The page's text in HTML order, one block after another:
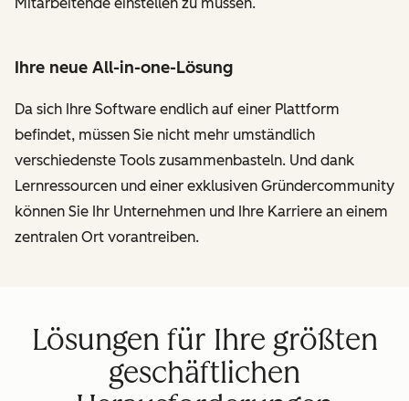
Ihre neue All-in-one-Lösung
Da sich Ihre Software endlich auf einer Plattform
befindet, müssen Sie nicht mehr umständlich
verschiedenste Tools zusammenbasteln. Und dank
Lernressourcen und einer exklusiven Gründercommunity
können Sie Ihr Unternehmen und Ihre Karriere an einem
zentralen Ort vorantreiben.
Lösungen für Ihre größten
geschäftlichen